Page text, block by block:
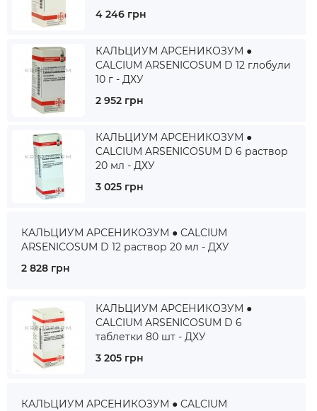
4 246 грн
КАЛЬЦИУМ АРСЕНИКОЗУМ ●
CALCIUM ARSENICOSUM D 12 глобули
10 г - ДХУ
2 952 грн
КАЛЬЦИУМ АРСЕНИКОЗУМ ●
CALCIUM ARSENICOSUM D 6 раствор
20 мл - ДХУ
3 025 грн
КАЛЬЦИУМ АРСЕНИКОЗУМ ● CALCIUM
ARSENICOSUM D 12 раствор 20 мл - ДХУ
2 828 грн
КАЛЬЦИУМ АРСЕНИКОЗУМ ●
CALCIUM ARSENICOSUM D 6
таблетки 80 шт - ДХУ
3 205 грн
КАЛЬЦИУМ АРСЕНИКОЗУМ ● CALCIUM